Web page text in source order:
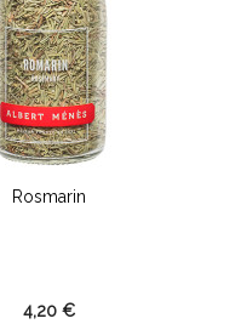
Rosmarin
4,20 €